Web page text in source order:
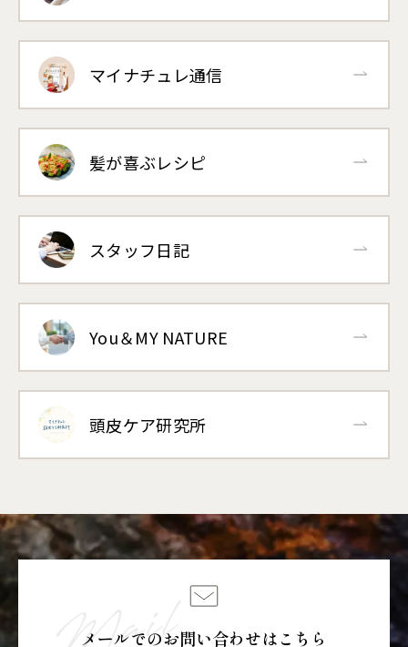
マイナチュレ通信
髪が喜ぶレシピ
スタッフ日記
You＆MY NATURE
頭皮ケア研究所
メールでのお問い合わせはこちら